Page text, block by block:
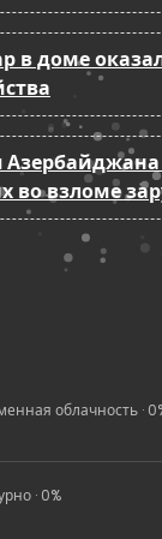
в доме
во взломе
облачность ·
· 0%